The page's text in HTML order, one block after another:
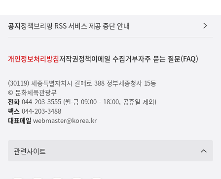
공지정책브리핑 RSS 서비스 제공 중단 안내
개인정보처리방침저작권정책이메일 수집거부자주 묻는 질문(FAQ)
(30119) 세종특별자치시 갈매로 388 정부세종청사 15동
© 문화체육관광부
전화044-203-3555 (월-금 09:00 - 18:00, 공휴일 제외)
팩스044-203-3488
대표메일 webmaster@korea.kr
관련사이트